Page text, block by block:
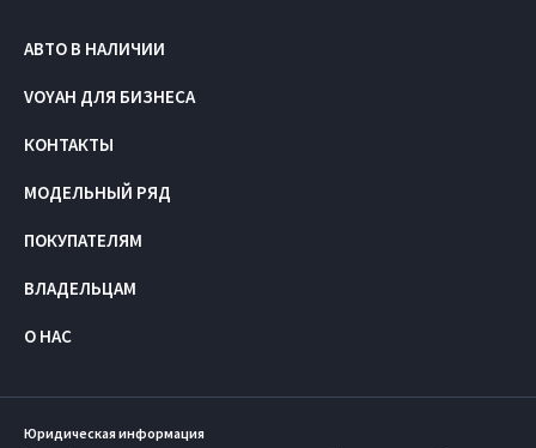
АВТО В НАЛИЧИИ
VOYAH ДЛЯ БИЗНЕСА
КОНТАКТЫ
МОДЕЛЬНЫЙ РЯД
ПОКУПАТЕЛЯМ
ВЛАДЕЛЬЦАМ
О НАС
Юридическая информация